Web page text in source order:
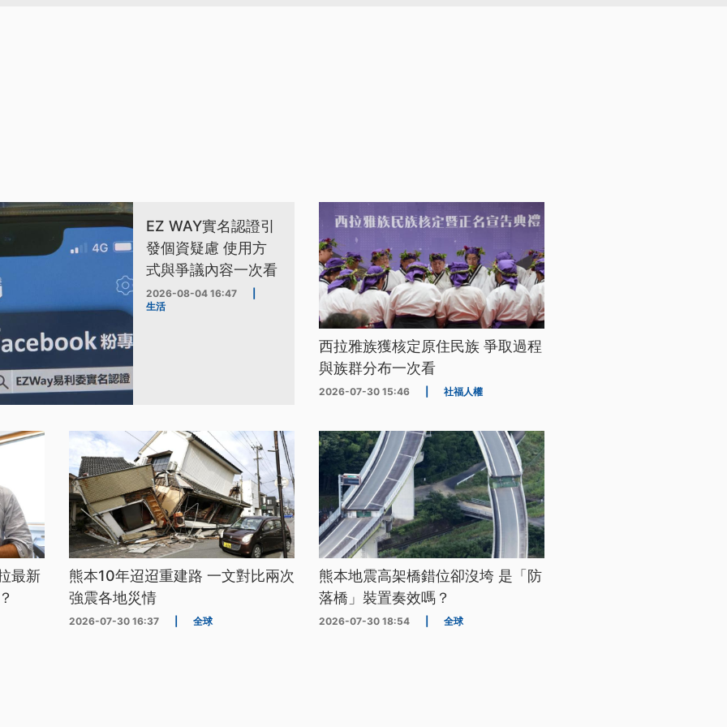
EZ WAY實名認證引
發個資疑慮 使用方
式與爭議內容一次看
2026-08-04 16:47
生活
西拉雅族獲核定原住民族 爭取過程
與族群分布一次看
2026-07-30 15:46 社福人權
最新
熊本10年迢迢重建路 一文對比兩次
強震各地災情
2026-07-30 16:37 全球
熊本地震高架橋錯位卻沒垮 是「防
落橋」裝置奏效嗎？
2026-07-30 18:54 全球